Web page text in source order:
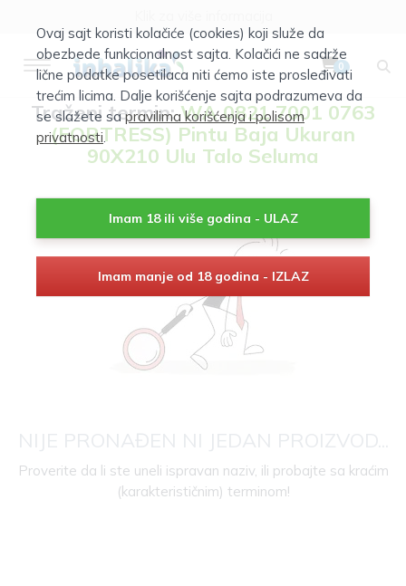
Besplatna isporuka za porudžbine preko 4999rsd
0
Traženi termin:WA 0821 7001 0763
(FORTRESS) Pintu Baja Ukuran
90X210 Ulu Talo Seluma
Proverite da li ste uneli ispravan naziv, ili probajte sa kraćim
(karakterističnim) terminom!
Ovaj sajt koristi kolačiće (cookies) koji služe da
obezbede funkcionalnost sajta. Kolačići ne sadrže
lične podatke posetilaca niti ćemo iste prosleđivati
trećim licima. Dalje korišćenje sajta podrazumeva da
se slažete sapravilima korišćenja i polisom
privatnosti.
Imam 18 ili više godina - ULAZ
Imam manje od 18 godina - IZLAZ